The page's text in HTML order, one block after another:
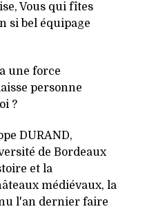
Vous qui fîtes
si bel équipage
a une force
personne
?
DURAND,
de Bordeaux
et la
médiévaux, la
l'an dernier faire